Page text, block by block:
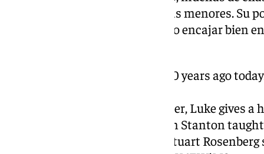
fílmica y también algunas cintas menores. Su
al punto canalla y rebelde le hizo encajar bien
Paul Newman was born 100 years ago
After the death of his mother, Luke gives
of Plastic Jesus. Harry Dean Stanton
the performance director Stuart Rosenberg